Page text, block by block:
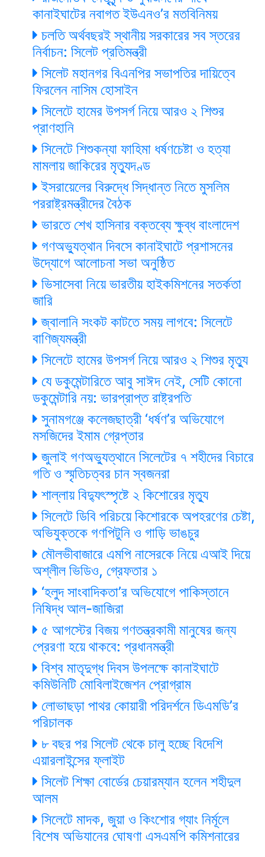
কানাইঘাটের নবাগত ইউএনও’র মতবিনিময়
চলতি অর্থবছরই স্থানীয় সরকারের সব স্তরের
নির্বাচন: সিলেট প্রতিমন্ত্রী
সিলেট মহানগর বিএনপির সভাপতির দায়িত্বে
ফিরলেন নাসিম হোসাইন
সিলেটে হামের উপসর্গ নিয়ে আরও ২ শিশুর
প্রাণহানি
সিলেটে শিশুকন্যা ফাহিমা ধর্ষণচেষ্টা ও হত্যা
মামলায় জাকিরের মৃত্যুদণ্ড
ইসরায়েলের বিরুদ্ধে সিদ্ধান্ত নিতে মুসলিম
পররাষ্ট্রমন্ত্রীদের বৈঠক
ভারতে শেখ হাসিনার বক্তব্যে ক্ষুব্ধ বাংলাদেশ
গণঅভ্যুত্থান দিবসে কানাইঘাটে প্রশাসনের
উদ্যোগে আলোচনা সভা অনুষ্ঠিত
ভিসাসেবা নিয়ে ভারতীয় হাইকমিশনের সতর্কতা
জারি
জ্বালানি সংকট কাটতে সময় লাগবে: সিলেটে
বাণিজ্যমন্ত্রী
সিলেটে হামের উপসর্গ নিয়ে আরও ২ শিশুর মৃত্যু
যে ডকুমেন্টারিতে আবু সাঈদ নেই, সেটি কোনো
ডকুমেন্টারি নয়: ভারপ্রাপ্ত রাষ্ট্রপতি
সুনামগঞ্জে কলেজছাত্রী ‘ধর্ষণ’র অভিযোগে
মসজিদের ইমাম গ্রেপ্তার
জুলাই গণঅভ্যুত্থানে সিলেটের ৭ শহীদের বিচারে
গতি ও স্মৃতিচত্বর চান স্বজনরা
শাল্লায় বিদ্যুৎস্পৃষ্টে ২ কিশোরের মৃত্যু
সিলেটে ডিবি পরিচয়ে কিশোরকে অপহরণের চেষ্টা,
অভিযুক্তকে গণপিটুনি ও গাড়ি ভাঙচুর
মৌলভীবাজারে এমপি নাসেরকে নিয়ে এআই দিয়ে
অশ্লীল ভিডিও, গ্রেফতার ১
‘হলুদ সাংবাদিকতা’র অভিযোগে পাকিস্তানে
নিষিদ্ধ আল-জাজিরা
৫ আগস্টের বিজয় গণতন্ত্রকামী মানুষের জন্য
প্রেরণা হয়ে থাকবে: প্রধানমন্ত্রী
বিশ্ব মাতৃদুগ্ধ দিবস উপলক্ষে কানাইঘাটে
কমিউনিটি মোবিলাইজেশন প্রোগ্রাম
লোভাছড়া পাথর কোয়ারী পরিদর্শনে ডিএমডি’র
পরিচালক
৮ বছর পর সিলেট থেকে চালু হচ্ছে বিদেশি
এয়ারলাইন্সের ফ্লাইট
সিলেট শিক্ষা বোর্ডের চেয়ারম্যান হলেন শহীদুল
আলম
সিলেটে মাদক, জুয়া ও কিংশোর গ্যাং নির্মূলে
বিশেষ অভিযানের ঘোষণা এসএমপি কমিশনারের